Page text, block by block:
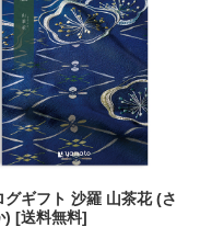
グギフト 沙羅 山茶花 (さ
) [送料無料]